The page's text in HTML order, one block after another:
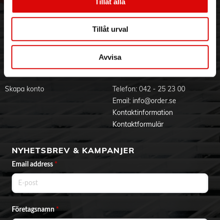
Tillåt urval
Avvisa
Visselblåsning
Varumärken
Godsefterlysning & Felleverans
Integritetspolicy
BLI KUND
Skapa konto Telefon: 042 - 25 23 00
Email: info@order.se
Kontaktinformation
Kontaktformulär
NYHETSBREV & KAMPANJER
Email address *
Företagsnamn*